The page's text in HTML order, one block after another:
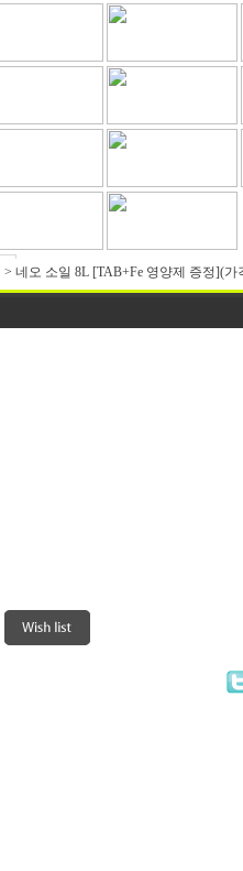
> 네오 소일 8L [TAB+Fe 영양제 증정](가